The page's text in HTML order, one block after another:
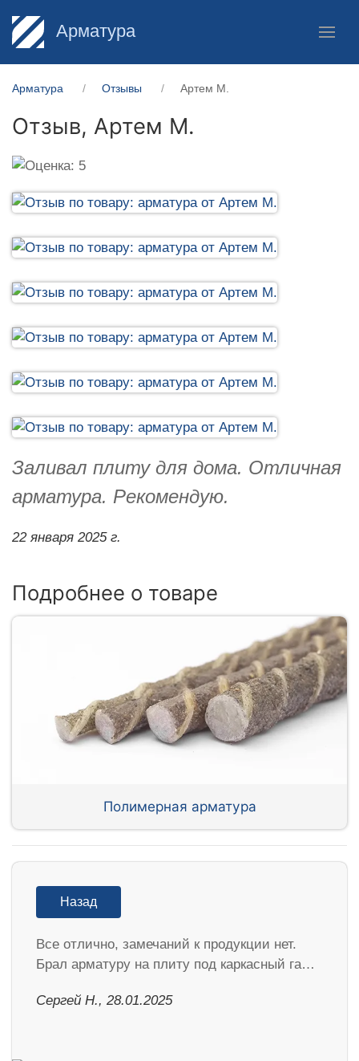
Арматура
Арматура Отзывы Артем М.
Отзыв, Артем М.
Заливал плиту для дома. Отличная
арматура. Рекомендую.
22 января 2025 г.
Подробнее о товаре
Полимерная арматура
Назад
Все отлично, замечаний к продукции нет.
Брал арматуру на плиту под каркасный га…
Сергей Н., 28.01.2025